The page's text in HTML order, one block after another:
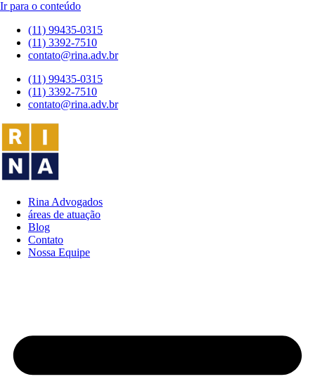
Ir para o conteúdo
(11) 99435-0315
(11) 3392-7510
contato@rina.adv.br
(11) 99435-0315
(11) 3392-7510
contato@rina.adv.br
Rina Advogados
áreas de atuação
Blog
Contato
Nossa Equipe